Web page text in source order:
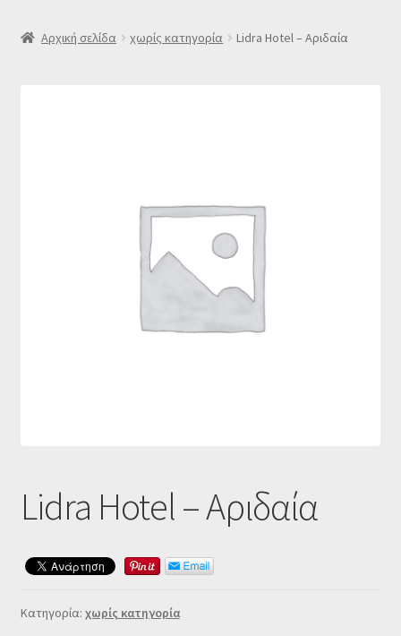
SLIDERΑρχική σελίδα χωρίς κατηγορία Lidra Hotel – Αριδαία
Lidra Hotel – Αριδαία
Κατηγορία: χωρίς κατηγορία